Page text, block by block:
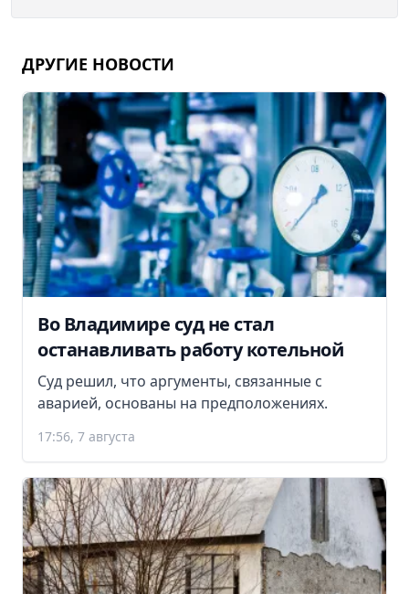
ДРУГИЕ НОВОСТИ
Во Владимире суд не стал
останавливать работу котельной
Суд решил, что аргументы, связанные с
аварией, основаны на предположениях.
17:56, 7 августа